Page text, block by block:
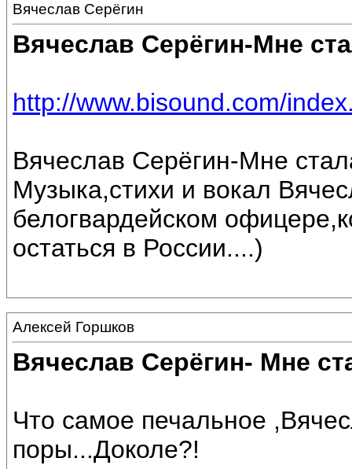
Вячеслав Серёгин
Вячеслав Серёгин-Мне
http://www.bisound.com/
Вячеслав Серёгин-Мне
Музыка,стихи и вокал
белогвардейском
остаться в России....)
Алексей Горшков
Вячеслав Серёгин- Мне
Что самое печальное
поры...Доколе?!